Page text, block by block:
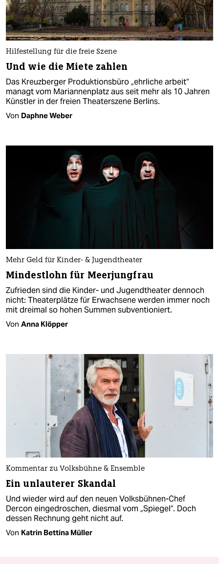
Hilfestellung für die freie Szene
Und wie die Miete zahlen
Das Kreuzberger Produktionsbüro „ehrliche arbeit“
managt vom Mariannenplatz aus seit mehr als 10 Jahren
Künstler in der freien Theaterszene Berlins.
Von Daphne Weber
Mehr Geld für Kinder- & Jugendtheater
Mindestlohn für Meerjungfrau
Zufrieden sind die Kinder- und Jugendtheater dennoch
nicht: Theaterplätze für Erwachsene werden immer noch
mit dreimal so hohen Summen subventioniert.
Von Anna Klöpper
Kommentar zu Volksbühne & Ensemble
Ein unlauterer Skandal
Und wieder wird auf den neuen Volksbühnen-Chef
Dercon eingedroschen, diesmal vom „Spiegel“. Doch
dessen Rechnung geht nicht auf.
Von Katrin Bettina Müller